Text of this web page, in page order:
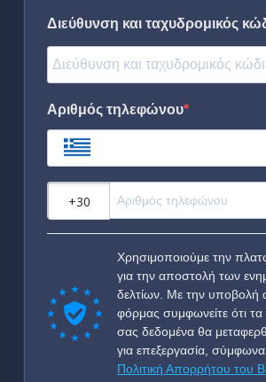
Διεύθυνση και ταχυδρομικός
Αριθμός τηλεφώνου
Χρησιμοποιούμε την
για την αποστολή των
δελτίων. Με την υποβολή
φόρμας συμφωνείτε ότι
σας δεδομένα θα
για επεξεργασία,
Πολιτική Απορρήτου του